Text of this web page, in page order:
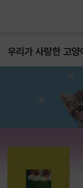
우리가 사랑한 고양